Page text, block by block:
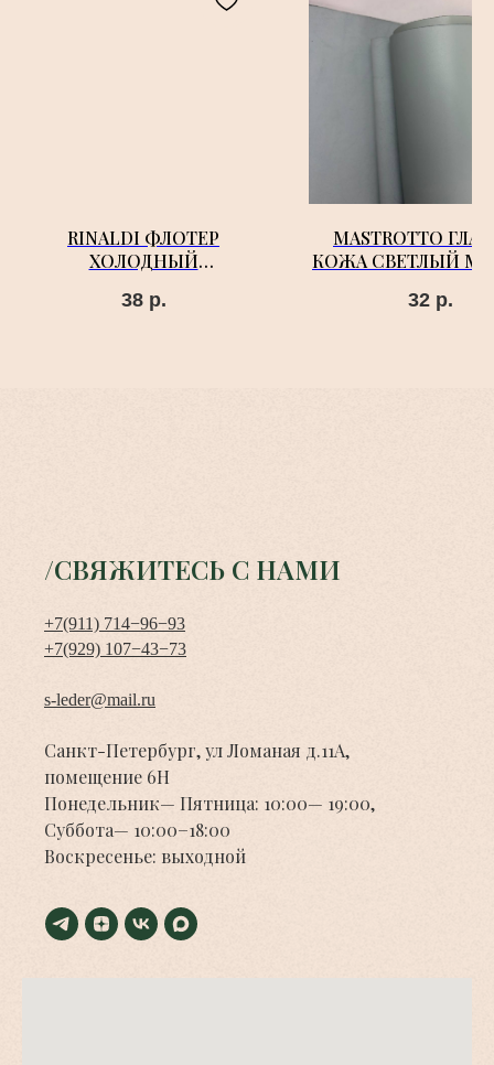
RINALDI ФЛОТЕР
ХОЛОДНЫЙ
38 р.
MASTROTTO
КОЖА СВЕТЛЫЙ
32 р.
/СВЯЖИТЕСЬ С НАМИ
+7(911) 714−96−93
+7(929) 107−43−73
s-leder@mail.ru
Санкт-Петербург, ул Ломаная д.11А,
помещение 6Н
Понедельник— Пятница: 10:00— 19:00,
Суббота— 10:00−18:00
Воскресенье: выходной